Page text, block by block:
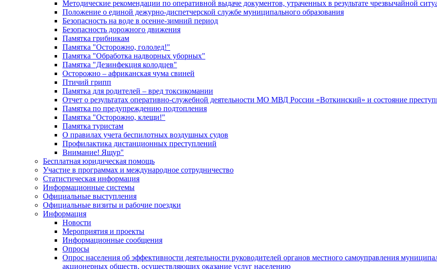
Методические рекомендации по оперативной выдаче документов, утраченных в результате чрезвычайной
Положение о единой дежурно-диспетчерской службе муниципального образования
Безопасность на воде в осенне-зимний период
Безопасность дорожного движения
Памятка грибникам
Памятка "Осторожно, гололед!"
Памятка "Обработка надворных уборных"
Памятка "Дезинфекция колодцев"
Осторожно – африканская чума свиней
Птичий грипп
Памятка для родителей – вред токсикомании
Отчет о результатах оперативно-служебной деятельности МО МВД России «Воткинский» и состояние
Памятка по предупреждению подтопления
Памятка "Осторожно, клещи!"
Памятка туристам
О правилах учета беспилотных воздушных судов
Профилактика дистанционных преступлений
Внимание! Ящур"
Бесплатная юридическая помощь
Участие в программах и международное сотрудничество
Статистическая информация
Информационные системы
Официальные выступления
Официальные визиты и рабочие поездки
Информация
Новости
Мероприятия и проекты
Информационные сообщения
Опросы
Опрос населения об эффективности деятельности руководителей органов местного самоуправления
акционерных обществ, осуществляющих оказание услуг населению